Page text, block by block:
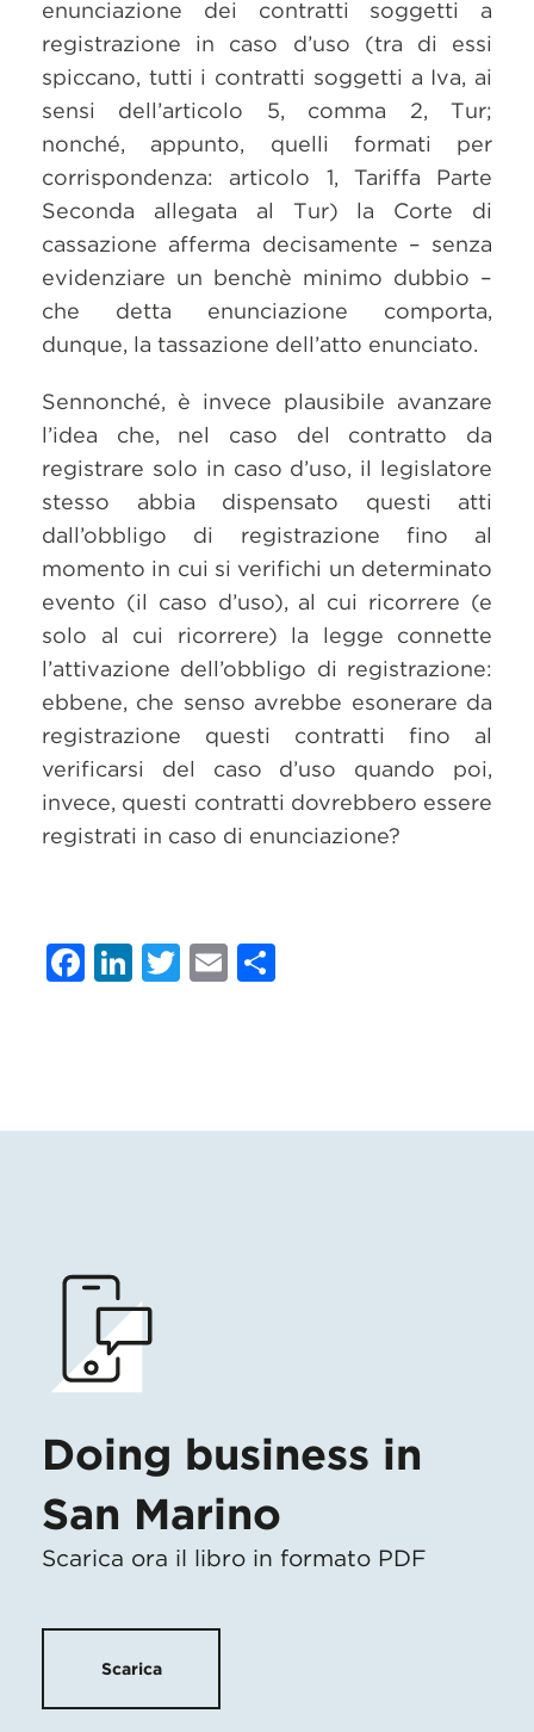
enunciazione dei contratti soggetti a
registrazione in caso d’uso (tra di essi
spiccano, tutti i contratti soggetti a Iva, ai
sensi dell’articolo 5, comma 2, Tur;
nonché, appunto, quelli formati per
corrispondenza: articolo 1, Tariffa Parte
Seconda allegata al Tur) la Corte di
cassazione afferma decisamente – senza
evidenziare un benchè minimo dubbio –
che detta enunciazione comporta,
dunque, la tassazione dell’atto enunciato.
Sennonché, è invece plausibile avanzare
l’idea che, nel caso del contratto da
registrare solo in caso d’uso, il legislatore
stesso abbia dispensato questi atti
dall’obbligo di registrazione fino al
momento in cui si verifichi un determinato
evento (il caso d’uso), al cui ricorrere (e
solo al cui ricorrere) la legge connette
l’attivazione dell’obbligo di registrazione:
ebbene, che senso avrebbe esonerare da
registrazione questi contratti fino al
verificarsi del caso d’uso quando poi,
invece, questi contratti dovrebbero essere
registrati in caso di enunciazione?
Facebook
LinkedIn
Twitter
Email
Doing business in
San Marino
Scarica ora il libro in formato PDF
Scarica